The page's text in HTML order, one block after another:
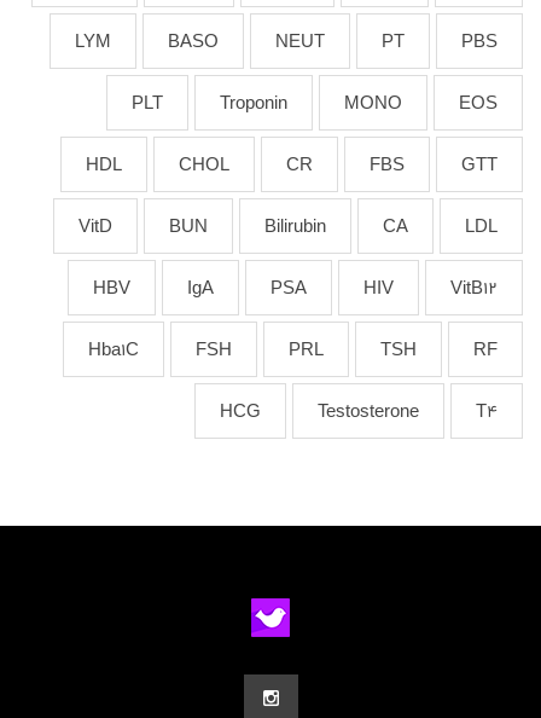
PBS
PT
NEUT
BASO
LYM
EOS
MONO
Troponin
PLT
GTT
FBS
CR
CHOL
HDL
LDL
CA
Bilirubin
BUN
VitD
VitB12
HIV
PSA
IgA
HBV
RF
TSH
PRL
FSH
Hba1C
T4
Testosterone
HCG